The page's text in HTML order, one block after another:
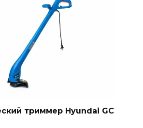
триммер Hyundai GC